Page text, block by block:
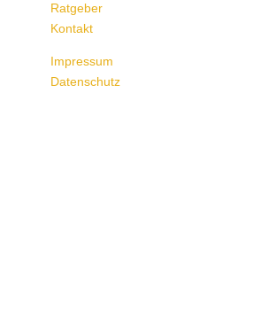
Ratgeber
Kontakt
Impressum
Datenschutz